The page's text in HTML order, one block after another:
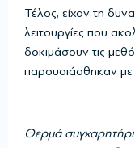
Τέλος, είχαν τη
λειτουργίες που
δοκιμάσουν τις
παρουσιάσθηκαν με
Θερμά